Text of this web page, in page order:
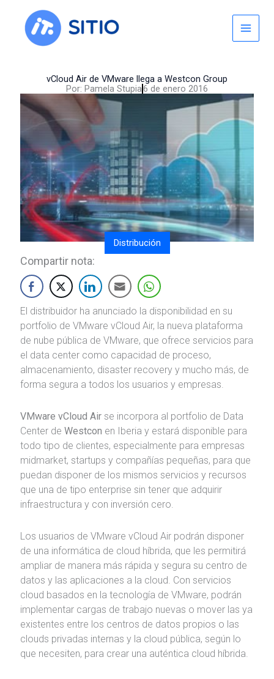
content
vCloud Air de VMware llega a Westcon Group
Por: Pamela Stupia6 de enero 2016
Distribución
Compartir nota:
El distribuidor ha anunciado la disponibilidad en su
portfolio de VMware vCloud Air, la nueva plataforma
de nube pública de VMware, que ofrece servicios para
el data center como capacidad de proceso,
almacenamiento, disaster recovery y mucho más, de
forma segura a todos los usuarios y empresas.
VMware vCloud Airse incorpora al portfolio de Data
Center de Westcon en Iberia y estará disponible para
todo tipo de clientes, especialmente para empresas
midmarket, startups y compañías pequeñas, para que
puedan disponer de los mismos servicios y recursos
que una de tipo enterprise sin tener que adquirir
infraestructura y con inversión cero.
Los usuarios de VMware vCloud Air podrán disponer
de una informática de cloud híbrida, que les permitirá
ampliar de manera más rápida y segura su centro de
datos y las aplicaciones a la cloud. Con servicios
cloud basados en la tecnología de VMware, podrán
implementar cargas de trabajo nuevas o mover las ya
existentes entre los centros de datos propios o las
clouds privadas internas y la cloud pública, según lo
que necesiten, para crear una auténtica cloud híbrida.